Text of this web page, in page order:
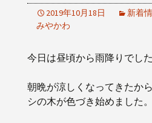
2019年10月18日 新着
みやかわ
今日は昼頃から雨降りでした
朝晩が涼しくなってきたか
シの木が色づき始めました。